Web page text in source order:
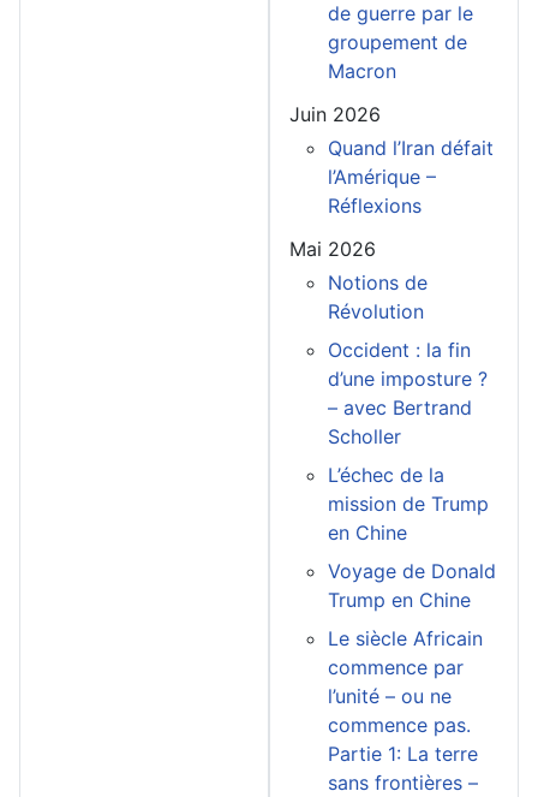
de guerre par le
groupement de
Macron
Juin 2026
Quand l’Iran défait
l’Amérique –
Réflexions
Mai 2026
Notions de
Révolution
Occident : la fin
d’une imposture ?
– avec Bertrand
Scholler
L’échec de la
mission de Trump
en Chine
Voyage de Donald
Trump en Chine
Le siècle Africain
commence par
l’unité – ou ne
commence pas.
Partie 1: La terre
sans frontières –